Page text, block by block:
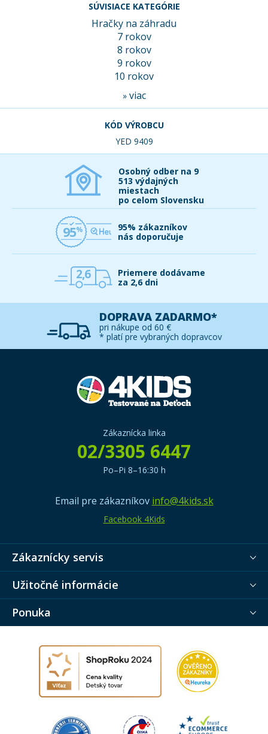
SÚVISIACE KATEGÓRIE
Hračky na záhradu
7 rokov
8 rokov
9 rokov
10 rokov
» viac
KÓD VÝROBCU
YED 9409
Osobný odber na 9
513 výdajných
miestach
po celom Slovensku
95
95% zákazníkov
nás doporučuje
2,6
Priemere dodávame
za 2,6 dni
DOPRAVA ZADARMO*
pri nákupe od 60 €
* platí pre vybraných dopravcov
Zákaznícka linka
02/3305 6447
Po–Pi 8–16:30 h
Email pre zákazníkov info@4kids.sk
Facebook 4Kids
Zákaznícky servis
Užitočné informácie
Ponuka